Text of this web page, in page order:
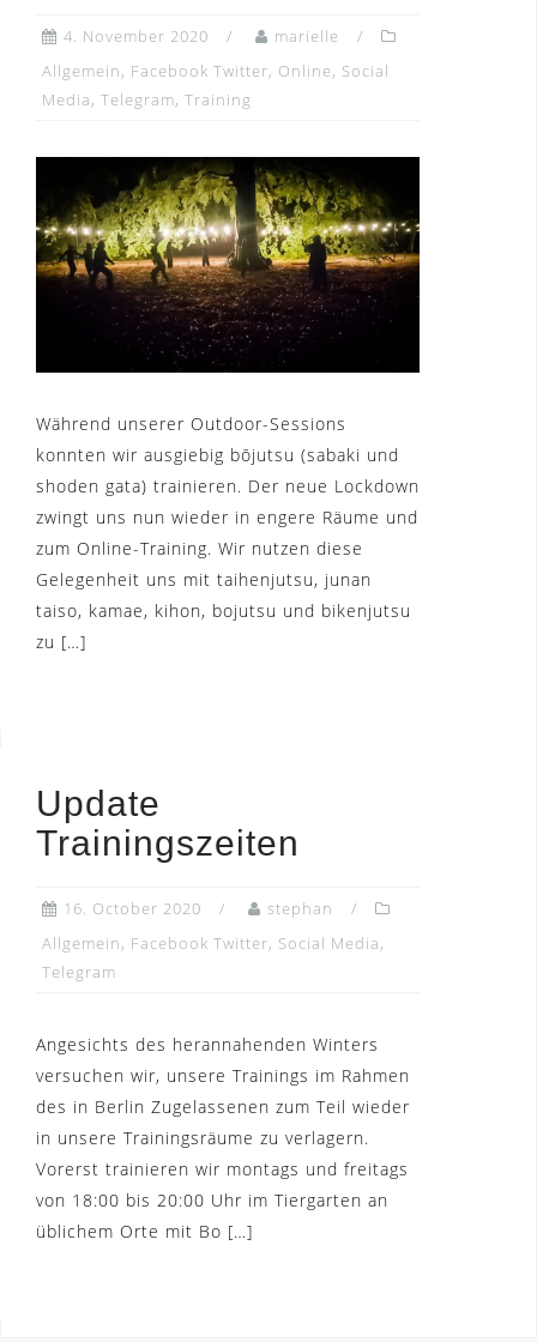
4. November 2020
marielle
Allgemein, Facebook Twitter, Online, Social
Media, Telegram, Training
Während unserer Outdoor-Sessions
konnten wir ausgiebig bōjutsu (sabaki und
shoden gata) trainieren. Der neue Lockdown
zwingt uns nun wieder in engere Räume und
zum Online-Training. Wir nutzen diese
Gelegenheit uns mit taihenjutsu, junan
taiso, kamae, kihon, bojutsu und bikenjutsu
zu […]
Update
Trainingszeiten
16. October 2020
stephan
Allgemein, Facebook Twitter, Social Media,
Telegram
Angesichts des herannahenden Winters
versuchen wir, unsere Trainings im Rahmen
des in Berlin Zugelassenen zum Teil wieder
in unsere Trainingsräume zu verlagern.
Vorerst trainieren wir montags und freitags
von 18:00 bis 20:00 Uhr im Tiergarten an
üblichem Orte mit Bo […]